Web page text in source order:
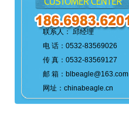
联系人： 邱经理
电 话：0532-83569026
传 真：0532-83569127
邮 箱：blbeagle@163.com
网址：chinabeagle.cn